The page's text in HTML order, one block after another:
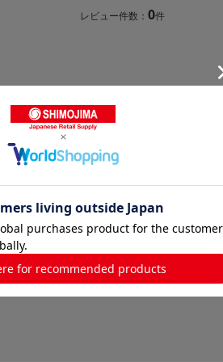
レビュー件数： 0件
レビューはありません。